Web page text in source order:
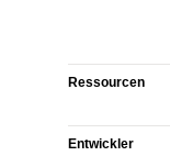
Ressourcen
Entwickler